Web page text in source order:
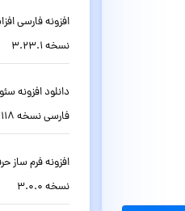
نسخه 3.23.1
فارسی نسخه 3.0.118
نسخه 3.0.0